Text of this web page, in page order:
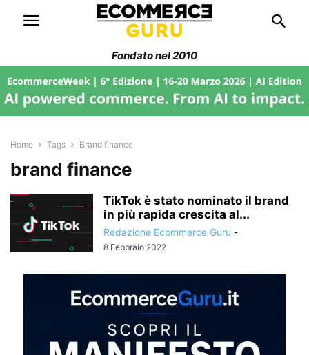
Fondato nel 2010
Home Tags Brand finance
brand finance
TikTok è stato nominato il brand
in più rapida crescita al...
Redazione Ecommerce Guru -
8 Febbraio 2022